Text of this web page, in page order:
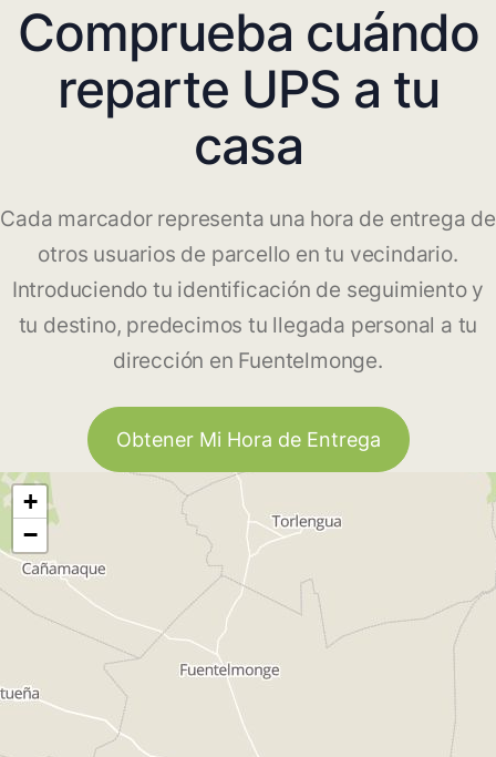
Comprueba cuándo
reparte UPS a tu
casa
Cada marcador representa una hora de entrega de
otros usuarios de parcello en tu vecindario.
Introduciendo tu identificación de seguimiento y
tu destino, predecimos tu llegada personal a tu
dirección en Fuentelmonge.
Obtener Mi Hora de Entrega
+
−